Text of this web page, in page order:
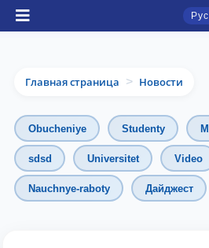
Главная страница > Новости
Obucheniye Studenty
sdsd Universitet Video
Nauchnye-raboty Дайджест
Чат приёмной комиссии